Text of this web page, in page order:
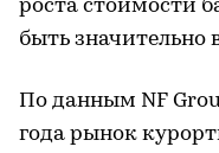
роста стоимости
быть значительно
По данным NF
года рынок